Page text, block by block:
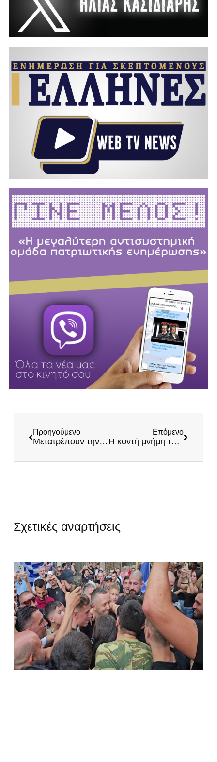
Προηγούμενο
Μετατρέπουν την Αθήνα σε Μέκκα – Εκατοντάδες τα παράνομα τζαμιά επί Μητσοτάκη
Επόμενο
Η κοντή μνήμη του Αδώνιδος!
Σχετικές αναρτήσεις